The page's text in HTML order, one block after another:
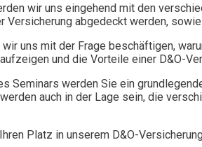
wir uns eingehend mit den
Versicherung abgedeckt werden,
uns mit der Frage beschäftigen,
und die Vorteile einer D&O-
Seminars werden Sie ein
auch in der Lage sein, die
Platz in unserem D&O-